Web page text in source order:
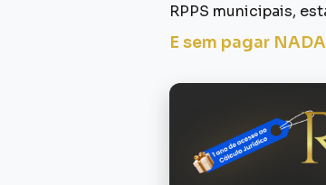
RPPS municipais,
E sem pagar